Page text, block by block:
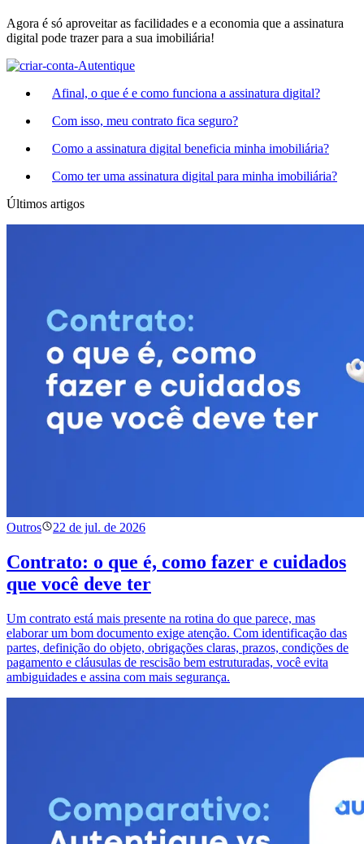
Agora é só aproveitar as facilidades e a economia que a assinatura
digital pode trazer para a sua imobiliária!
Afinal, o que é e como funciona a assinatura digital?
Com isso, meu contrato fica seguro?
Como a assinatura digital beneficia minha imobiliária?
Como ter uma assinatura digital para minha imobiliária?
Últimos artigos
Outros 22 de jul. de 2026
Contrato: o que é, como fazer e cuidados
que você deve ter
Um contrato está mais presente na rotina do que parece, mas
elaborar um bom documento exige atenção. Com identificação das
partes, definição do objeto, obrigações claras, prazos, condições de
pagamento e cláusulas de rescisão bem estruturadas, você evita
ambiguidades e assina com mais segurança.